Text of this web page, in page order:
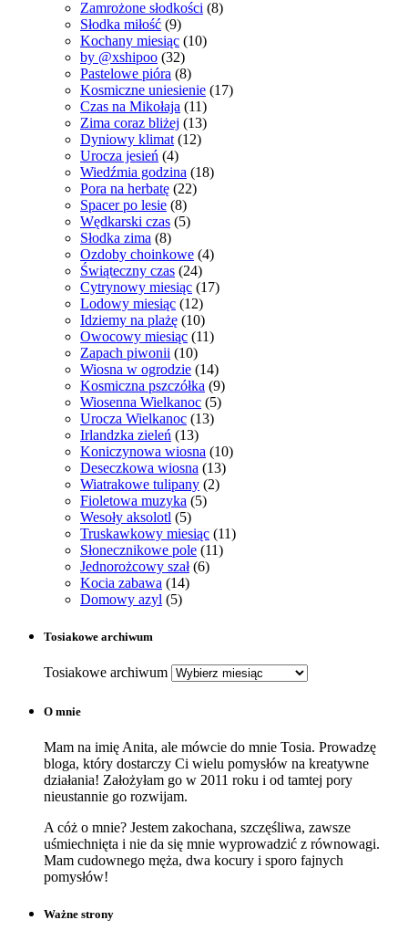
Zamrożone słodkości (8)
Słodka miłość (9)
Kochany miesiąc (10)
by @xshipoo (32)
Pastelowe pióra (8)
Kosmiczne uniesienie (17)
Czas na Mikołaja (11)
Zima coraz bliżej (13)
Dyniowy klimat (12)
Urocza jesień (4)
Wiedźmia godzina (18)
Pora na herbatę (22)
Spacer po lesie (8)
Wędkarski czas (5)
Słodka zima (8)
Ozdoby choinkowe (4)
Świąteczny czas (24)
Cytrynowy miesiąc (17)
Lodowy miesiąc (12)
Idziemy na plażę (10)
Owocowy miesiąc (11)
Zapach piwonii (10)
Wiosna w ogrodzie (14)
Kosmiczna pszczółka (9)
Wiosenna Wielkanoc (5)
Urocza Wielkanoc (13)
Irlandzka zieleń (13)
Koniczynowa wiosna (10)
Deseczkowa wiosna (13)
Wiatrakowe tulipany (2)
Fioletowa muzyka (5)
Wesoły aksolotl (5)
Truskawkowy miesiąc (11)
Słonecznikowe pole (11)
Jednorożcowy szał (6)
Kocia zabawa (14)
Domowy azyl (5)
Tosiakowe archiwum
Tosiakowe archiwum
O mnie
Mam na imię Anita, ale mówcie do mnie Tosia. Prowadzę
bloga, który dostarczy Ci wielu pomysłów na kreatywne
działania! Założyłam go w 2011 roku i od tamtej pory
nieustannie go rozwijam.
A cóż o mnie? Jestem zakochana, szczęśliwa, zawsze
uśmiechnięta i nie da się mnie wyprowadzić z równowagi.
Mam cudownego męża, dwa kocury i sporo fajnych
pomysłów!
Ważne strony